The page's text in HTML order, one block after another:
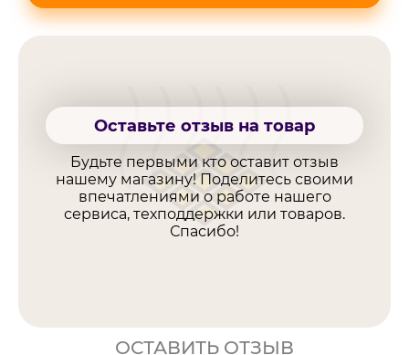
Оставьте отзыв на товар
Будьте первыми кто оставит отзыв
нашему магазину! Поделитесь своими
впечатлениями о работе нашего
сервиса, техподдержки или товаров.
Спасибо!
ОСТАВИТЬ ОТЗЫВ